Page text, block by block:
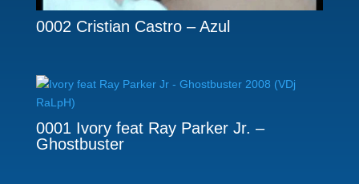
0002 Cristian Castro – Azul
0001 Ivory feat Ray Parker Jr. –
Ghostbuster